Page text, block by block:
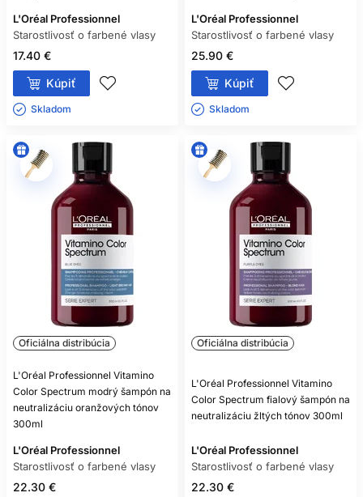
L'Oréal Professionnel
Starostlivosť o farbené vlasy
17.40 €
Kúpiť
Skladom ㅤ
L'Oréal Professionnel
Starostlivosť o farbené vlasy
25.90 €
Kúpiť
Skladom ㅤ
Oficiálna distribúcia
L'Oréal Professionnel Vitamino
Color Spectrum modrý šampón na
neutralizáciu oranžových tónov
300ml
L'Oréal Professionnel
Starostlivosť o farbené vlasy
22.30 €
Oficiálna distribúcia
L'Oréal Professionnel Vitamino
Color Spectrum fialový šampón na
neutralizáciu žltých tónov 300ml
L'Oréal Professionnel
Starostlivosť o farbené vlasy
22.30 €